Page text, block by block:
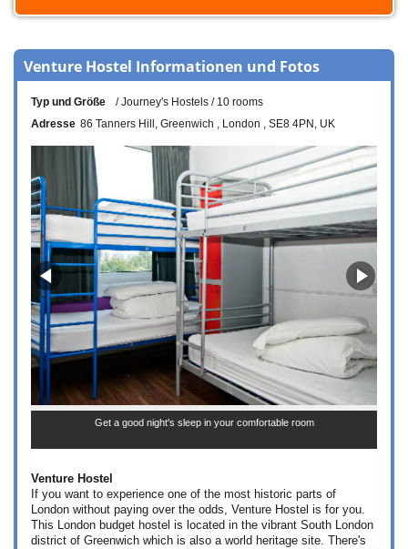
Venture Hostel Informationen und Fotos
Typ und Größe Journey's Hostels
10 rooms
Adresse 86 Tanners Hill Greenwich London SE8 4PN UK
Get a good night's sleep in your comfortable room
Venture Hostel
If you want to experience one of the most historic parts of
London without paying over the odds, Venture Hostel is for you.
This London budget hostel is located in the vibrant South London
district of Greenwich which is also a world heritage site. There's